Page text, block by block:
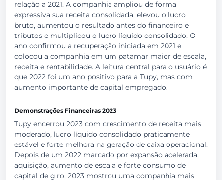
relação a 2021. A companhia ampliou de forma
expressiva sua receita consolidada, elevou o lucro
bruto, aumentou o resultado antes do financeiro e
tributos e multiplicou o lucro líquido consolidado. O
ano confirmou a recuperação iniciada em 2021 e
colocou a companhia em um patamar maior de escala,
receita e rentabilidade. A leitura central para o usuário é
que 2022 foi um ano positivo para a Tupy, mas com
aumento importante de capital empregado.
Demonstrações Financeiras 2023
Tupy encerrou 2023 com crescimento de receita mais
moderado, lucro líquido consolidado praticamente
estável e forte melhora na geração de caixa operacional.
Depois de um 2022 marcado por expansão acelerada,
aquisição, aumento de escala e forte consumo de
capital de giro, 2023 mostrou uma companhia mais